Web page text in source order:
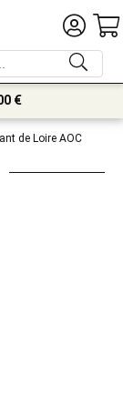
€
de Loire AOC